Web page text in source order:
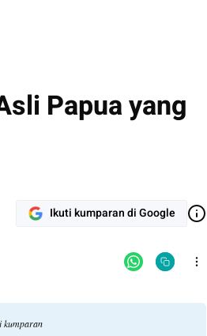
Papua yang
Ikuti kumparan di Google
kumparan